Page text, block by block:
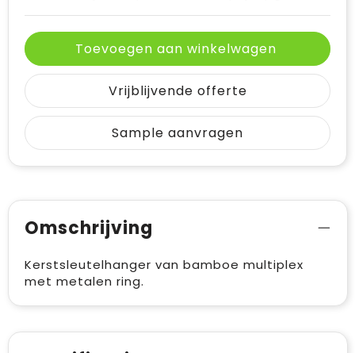
Toevoegen aan winkelwagen
Vrijblijvende offerte
Sample aanvragen
Omschrijving
Kerstsleutelhanger van bamboe multiplex
met metalen ring.